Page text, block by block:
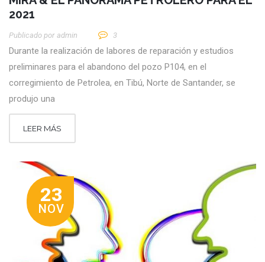
2021
Publicado por Admin 3
Durante la realización de labores de reparación y estudios
preliminares para el abandono del pozo P104, en el
corregimiento de Petrolea, en Tibú, Norte de Santander, se
produjo una
LEER MÁS
23
NOV